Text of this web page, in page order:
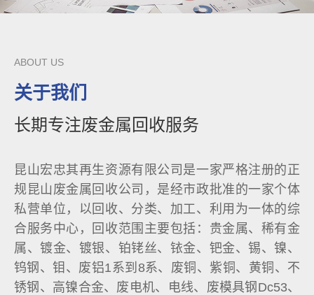
ABOUT US
关于我们
长期专注废金属回收服务
昆山宏忠其再生资源有限公司是一家严格注册的正
规昆山废金属回收公司，是经市政批准的一家个体
私营单位，以回收、分类、加工、利用为一体的综
合服务中心，回收范围主要包括：贵金属、稀有金
属、镀金、镀银、铂铑丝、铱金、钯金、锡、镍、
钨钢、钼、废铝1系到8系、废铜、紫铜、黄铜、不
锈钢、高镍合金、废电机、电线、废模具钢Dc53、